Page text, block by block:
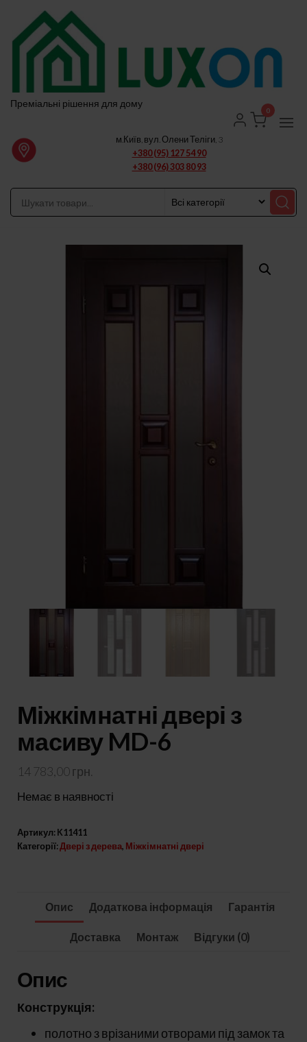
Перейти
вмісту
Преміальні рішення для дому
м.Київ, вул. Олени Теліги, 3
+380 (95) 127 54 90
+380 (96) 303 80 93
0
Міжкімнатні двері з
масиву MD-6
14 783,00грн.
Немає в наявності
Артикул: K11411
Категорії:Двері з дерева, Міжкімнатні двері
Опис Додаткова інформація Гарантія
Доставка Монтаж Відгуки (0)
Опис
Конструкція:
полотно з врізаними отворами під замок та